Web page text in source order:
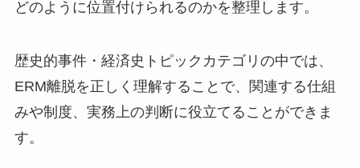
どのように位置付けられるのかを整理します。
歴史的事件・経済史トピックカテゴリの中では、
ERM離脱を正しく理解することで、関連する仕組
みや制度、実務上の判断に役立てることができま
す。